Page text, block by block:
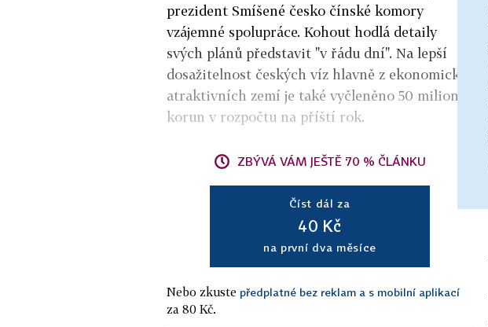
prezident Smíšené česko čínské komory
vzájemné spolupráce. Kohout hodlá detaily
svých plánů představit "v řádu dní". Na lepší
dosažitelnost českých víz hlavně z ekonomicky
atraktivních zemí je také vyčleněno 50 milionů
korun v rozpočtu na příští rok.
ZBÝVÁ VÁM JEŠTĚ 70 % ČLÁNKU
Číst dál za
40 Kč
na první dva měsíce
Nebo zkuste předplatné bez reklam a s mobilní aplikací
za 80 Kč.